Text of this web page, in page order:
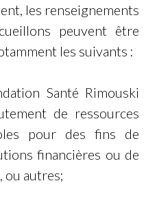
les renseignements
peuvent être
les suivants :
Santé Rimouski
de ressources
pour des fins de
financières ou de
ou autres;